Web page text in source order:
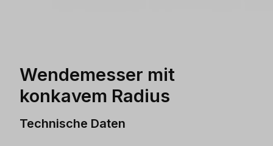
Wendemesser mit
konkavem Radius
Technische Daten